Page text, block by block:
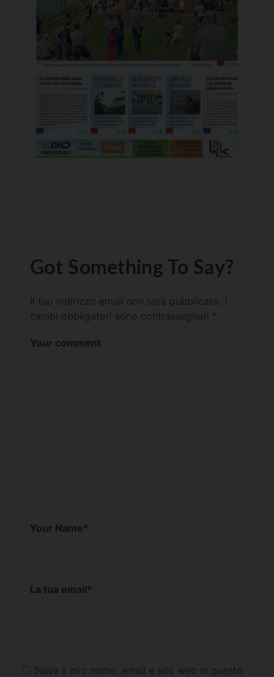
Got Something To Say?
Il tuo indirizzo email non sarà pubblicato.
campi obbligatori sono contrassegnati *
Your comment
Your Name*
La tua email*
Salva il mio nome, email e sito web in questo